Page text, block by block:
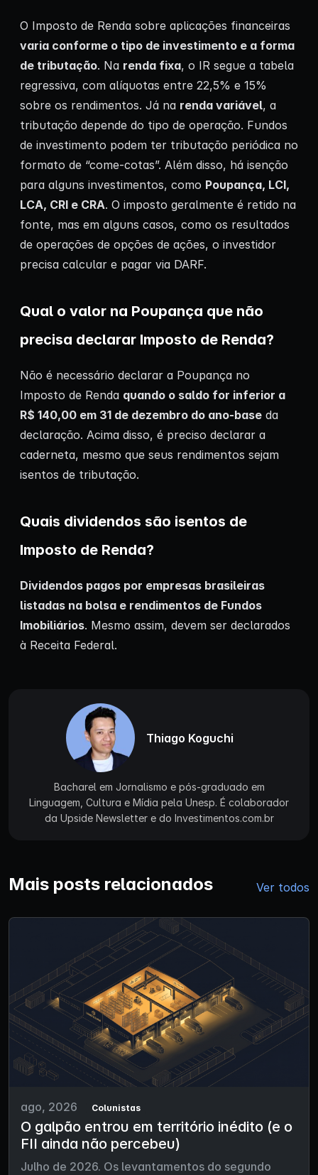
O Imposto de Renda sobre aplicações financeiras
varia conforme o tipo de investimento e a forma
de tributação. Na renda fixa, o IR segue a tabela
regressiva, com alíquotas entre 22,5% e 15%
sobre os rendimentos. Já na renda variável, a
tributação depende do tipo de operação. Fundos
de investimento podem ter tributação periódica no
formato de “come-cotas”. Além disso, há isenção
para alguns investimentos, como Poupança, LCI,
LCA, CRI e CRA. O imposto geralmente é retido na
fonte, mas em alguns casos, como os resultados
de operações de opções de ações, o investidor
precisa calcular e pagar via DARF.
Qual o valor na Poupança que não
precisa declarar Imposto de Renda?
Não é necessário declarar a Poupança no
Imposto de Renda quando o saldo for inferior a
R$ 140,00 em 31 de dezembro do ano-base da
declaração. Acima disso, é preciso declarar a
caderneta, mesmo que seus rendimentos sejam
isentos de tributação.
Quais dividendos são isentos de
Imposto de Renda?
Dividendos pagos por empresas brasileiras
listadas na bolsa e rendimentos de Fundos
Imobiliários. Mesmo assim, devem ser declarados
à Receita Federal.
Thiago Koguchi
Bacharel em Jornalismo e pós-graduado em
Linguagem, Cultura e Mídia pela Unesp. É colaborador
da Upside Newsletter e do Investimentos.com.br
Mais posts relacionados Ver todos
ago, 2026 Colunistas
O galpão entrou em território inédito (e o
FII ainda não percebeu)
Julho de 2026. Os levantamentos do segundo